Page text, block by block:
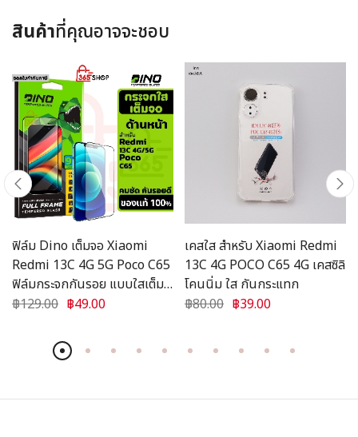
สินค้าที่คุณอาจจะชอบ
ฟิล์ม Dino เต็มจอ Xiaomi
Redmi 13C 4G 5G Poco C65
ฟิล์มกระจกกันรอย แบบใสเต็ม
จอ ขอบสี
฿129.00 ฿49.00
เคสใส สำหรับ Xiaomi Redmi
13C 4G POCO C65 4G เคสซิลิ
โคนนิ่ม ใส กันกระแทก
฿80.00 ฿39.00